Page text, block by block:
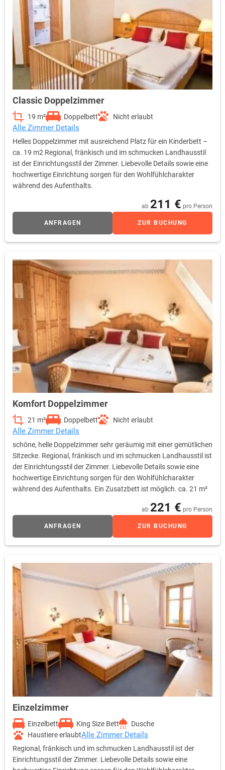
Classic Doppelzimmer
19 m² Doppelbett Nicht erlaubt
Alle Zimmer Details
Helles Doppelzimmer mit ausreichend Platz für ein Kinderbett –
ca. 19 m2 Regional, fränkisch und im schmucken Landhausstil
ist der Einrichtungsstil der Zimmer. Liebevolle Details sowie eine
hochwertige Einrichtung sorgen für den Wohlfühlcharakter
während des Aufenthalts.
ab 211 € pro Person
ANFRAGEN ZUR BUCHUNG
Komfort Doppelzimmer
21 m² Doppelbett Nicht erlaubt
Alle Zimmer Details
schöne, helle Doppelzimmer sehr geräumig mit einer gemütlichen
Sitzecke. Regional, fränkisch und im schmucken Landhausstil ist
der Einrichtungsstil der Zimmer. Liebevolle Details sowie eine
hochwertige Einrichtung sorgen für den Wohlfühlcharakter
während des Aufenthalts. Ein Zusatzbett ist möglich. ca. 21 m²
ab 221 € pro Person
ANFRAGEN ZUR BUCHUNG
Einzelzimmer
Einzelbett King Size Bett
Dusche
Haustiere erlaubtAlle Zimmer Details
Regional, fränkisch und im schmucken Landhausstil ist der
Einrichtungsstil der Zimmer. Liebevolle Details sowie eine